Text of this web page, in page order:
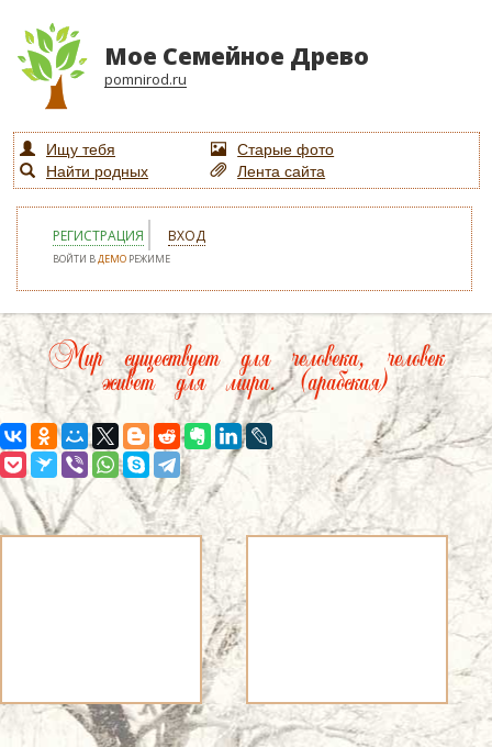
Мое Семейное Древо
pomnirod.ru
Ищу тебя
Старые фото
Найти родных
Лента сайта
РЕГИСТРАЦИЯ ВХОД
ВОЙТИ ВДЕМО РЕЖИМЕ
Мир существует для человека, человек
живет для мира. (арабская)